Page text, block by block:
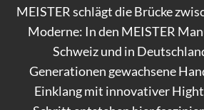
MEISTER schlägt die Brücke
Moderne: In den MEISTER
Schweiz und in
Generationen gewachsene
Einklang mit innovativer